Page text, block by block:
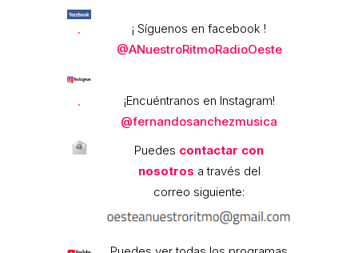
.
¡ Síguenos en facebook !
@ANuestroRitmoRadioOeste
.
¡Encuéntranos en Instagram!
@fernandosanchezmusica
Puedes contactar con
nosotros a través del
correo siguiente: